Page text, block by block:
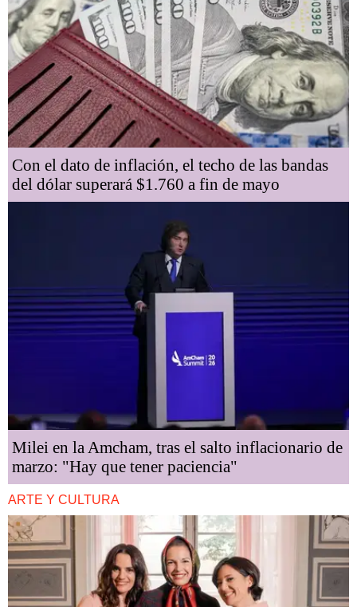
Con el dato de inflación, el techo de las bandas
del dólar superará $1.760 a fin de mayo
Milei en la Amcham, tras el salto inflacionario de
marzo: "Hay que tener paciencia"
ARTE Y CULTURA